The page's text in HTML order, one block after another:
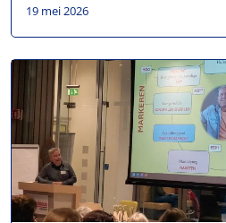
19 mei 2026